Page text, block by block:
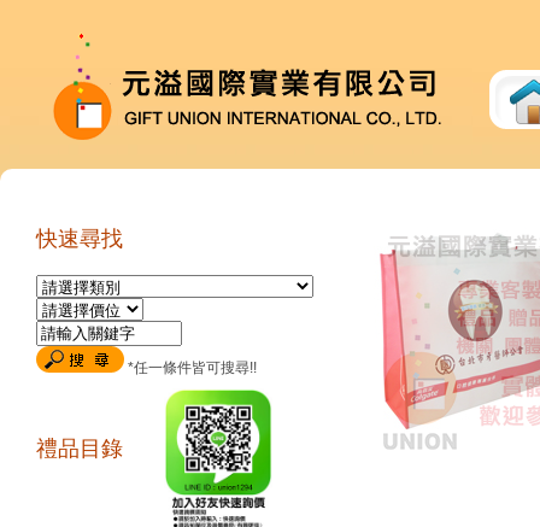
快速尋找
*任一條件皆可搜尋!!
禮品目錄